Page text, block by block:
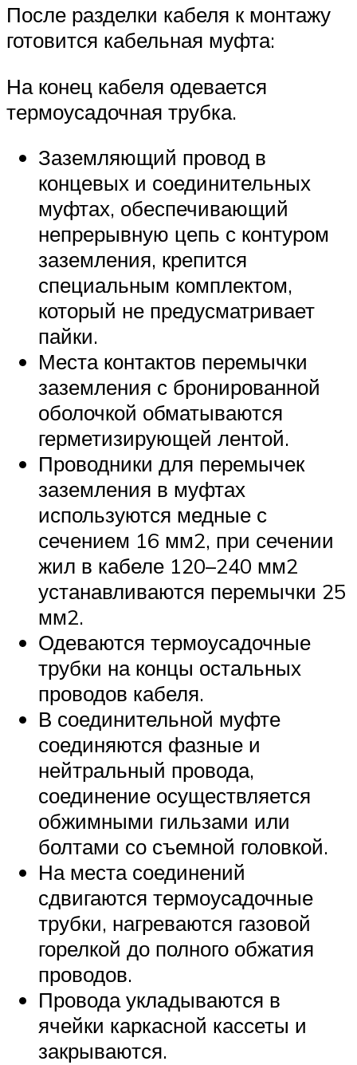
После разделки кабеля к монтажу
готовится кабельная муфта:
На конец кабеля одевается
термоусадочная трубка.
Заземляющий провод в
концевых и соединительных
муфтах, обеспечивающий
непрерывную цепь с контуром
заземления, крепится
специальным комплектом,
который не предусматривает
пайки.
Места контактов перемычки
заземления с бронированной
оболочкой обматываются
герметизирующей лентой.
Проводники для перемычек
заземления в муфтах
используются медные с
сечением 16 мм2, при сечении
жил в кабеле 120–240 мм2
устанавливаются перемычки 25
мм2.
Одеваются термоусадочные
трубки на концы остальных
проводов кабеля.
В соединительной муфте
соединяются фазные и
нейтральный провода,
соединение осуществляется
обжимными гильзами или
болтами со съемной головкой.
На места соединений
сдвигаются термоусадочные
трубки, нагреваются газовой
горелкой до полного обжатия
проводов.
Провода укладываются в
ячейки каркасной кассеты и
закрываются.